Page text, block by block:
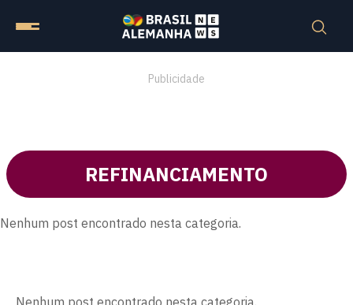
Publicidade
REFINANCIAMENTO
Nenhum post encontrado nesta categoria.
Nenhum post encontrado nesta categoria.